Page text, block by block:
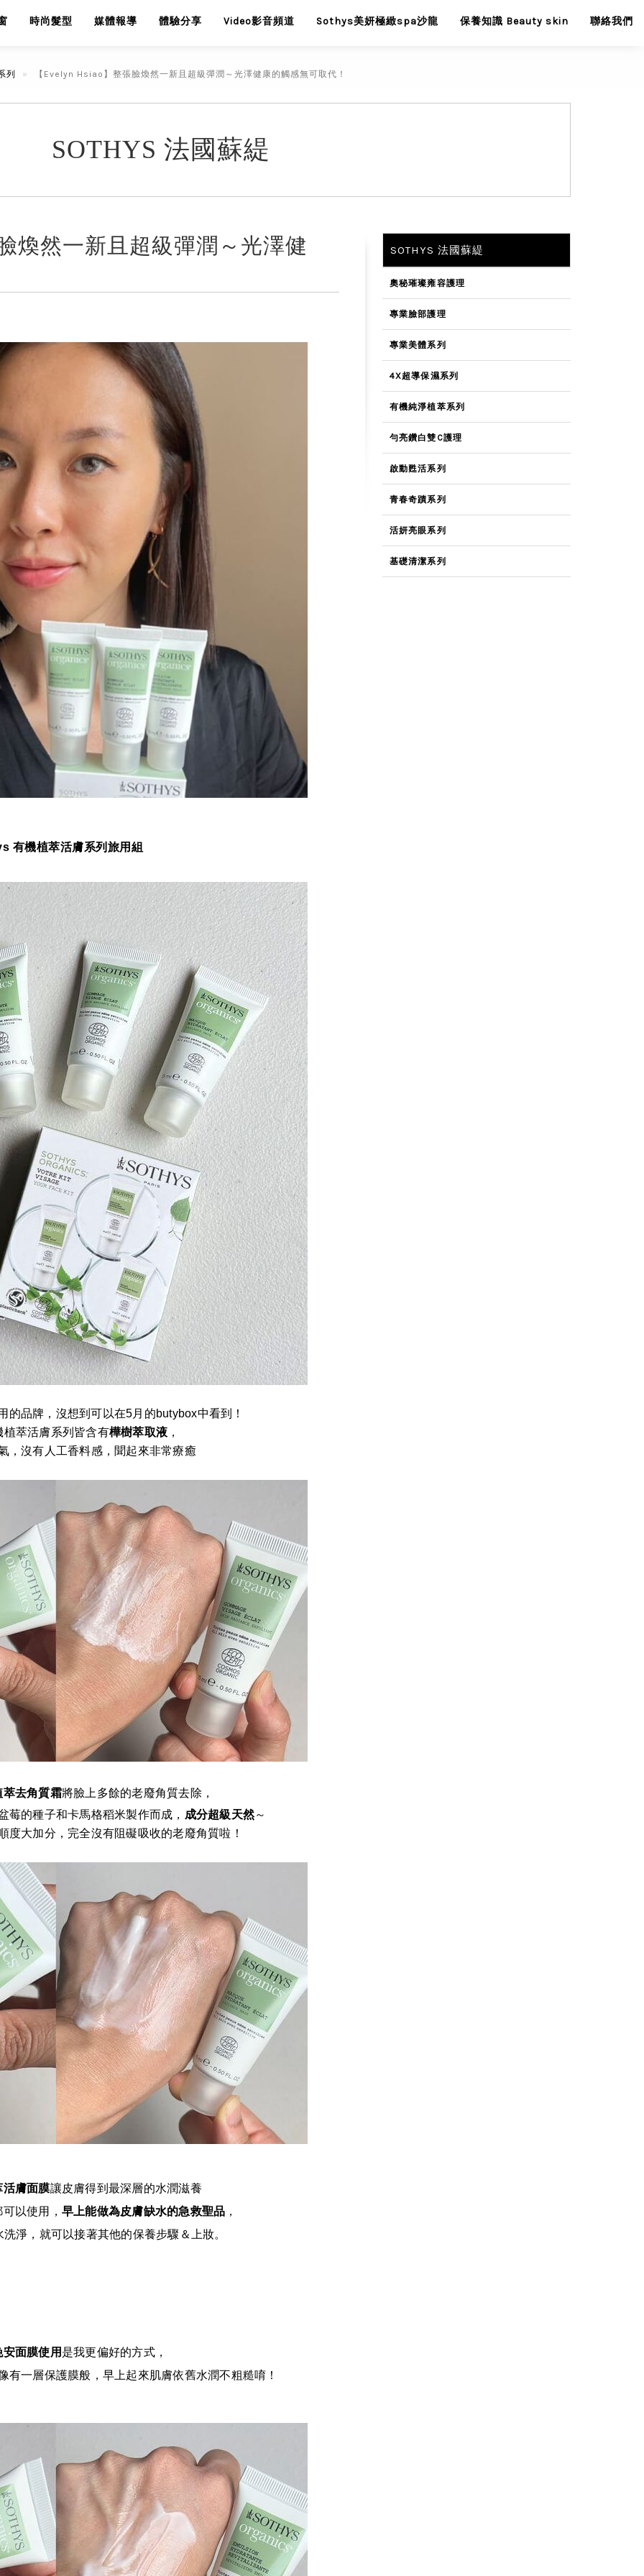
時尚髮型 媒體報導 體驗分享 Video影音頻道 Sothys美妍極緻spa沙龍 保養知識 Beauty skin 聯絡我們
列 【Evelyn Hsiao】整張臉煥然一新且超級彈潤～光澤健康的觸感無可取代！
SOTHYS 法國蘇緹
煥然一新且超級彈潤～光澤健
有機植萃活膚系列旅用組
的品牌，沒想到可以在5月的butybox中看到！
植萃活膚系列皆含有樺樹萃取液 ，
，沒有人工香料感，聞起來非常療癒
萃去角質霜將臉上多餘的老廢角質去除，
莓的種子和卡馬格稻米製作而成， 成分超級天然～
度大加分，完全沒有阻礙吸收的老廢角質啦！
活膚面膜讓皮膚得到最深層的水潤滋養
以使用， 早上能做為皮膚缺水的急救聖品 ，
淨，就可以接著其他的保養步驟＆上妝。
面膜使用 是我更偏好的方式，
有一層保護膜般，早上起來肌膚依舊水潤不粗糙唷！
SOTHYS 法國蘇緹
奧秘璀璨雍容護理
專業臉部護理
專業美體系列
4X超導保濕系列
有機純淨植萃系列
勻亮鑽白雙C護理
啟動甦活系列
青春奇蹟系列
活妍亮眼系列
基礎清潔系列